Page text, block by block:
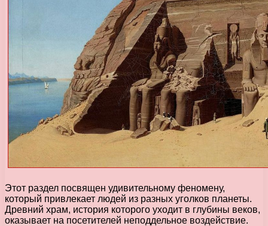
Этот раздел посвящен удивительному феномену,
который привлекает людей из разных уголков планеты.
Древний храм, история которого уходит в глубины веков,
оказывает на посетителей неподдельное воздействие.